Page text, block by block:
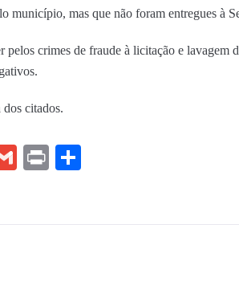
município, mas que não foram entregues à
pelos crimes de fraude à licitação e lavagem
dos citados.
Gmail
Print